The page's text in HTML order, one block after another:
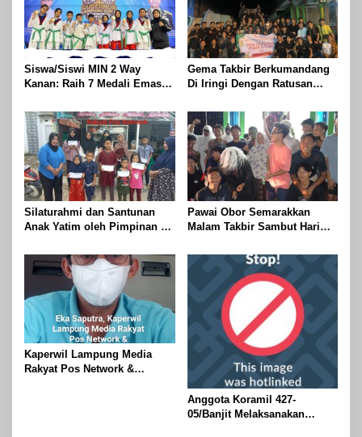
Siswa/Siswi MIN 2 Way
Kanan: Raih 7 Medali Emas
Gubernur Lampung Cup 2
Taekwondo Championship
2026
Gema Takbir Berkumandang
Di Iringi Dengan Ratusan
Rayakan Kemenangan Idul
Fitri 1447 H
Silaturahmi dan Santunan
Anak Yatim oleh Pimpinan PT
Idul Fitri di Way Kanan
Pawai Obor Semarakkan
Malam Takbir Sambut Hari
M, Di Kampung Simpang
Asam, Kecamatan Banjit
Kaperwil Lampung Media
Rakyat Pos Network &
Anggota Koramil 427-
05/Banjit Melaksanakan